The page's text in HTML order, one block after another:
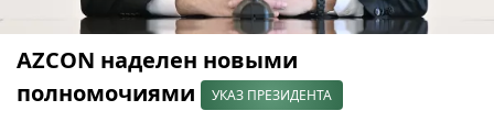
AZCON наделен новыми
полномочиями
УКАЗ ПРЕЗИДЕНТА